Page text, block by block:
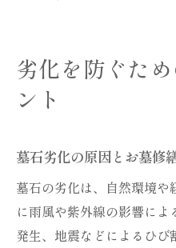
劣化を防ぐた
ント
墓石劣化の原因とお墓修
墓石の劣化は、自然環境
に雨風や紫外線の影響に
発生、地震などによるひび